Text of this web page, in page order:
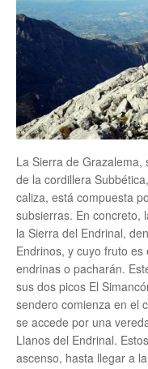
La Sierra de Grazalema,
de la cordillera
caliza, está compuesta
subsierras. En concreto,
la Sierra del Endrinal,
Endrinos, y cuyo fruto
endrinas o pacharán.
sus dos picos El
sendero comienza en el
se accede por una
Llanos del Endrinal.
ascenso, hasta llegar a